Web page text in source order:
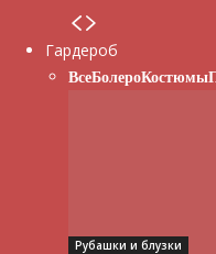
Гардероб
ВсеБолероКостюмы
Рубашки и блузки